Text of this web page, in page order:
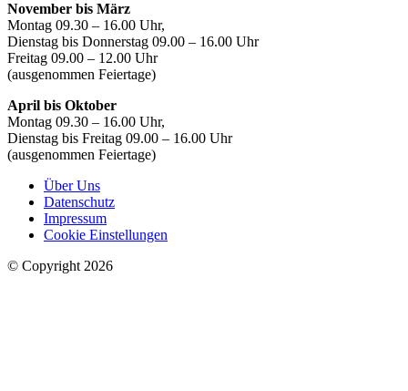
November bis März
Montag 09.30 – 16.00 Uhr,
Dienstag bis Donnerstag 09.00 – 16.00 Uhr
Freitag 09.00 – 12.00 Uhr
(ausgenommen Feiertage)
April bis Oktober
Montag 09.30 – 16.00 Uhr,
Dienstag bis Freitag 09.00 – 16.00 Uhr
(ausgenommen Feiertage)
Über Uns
Datenschutz
Impressum
Cookie Einstellungen
© Copyright 2026